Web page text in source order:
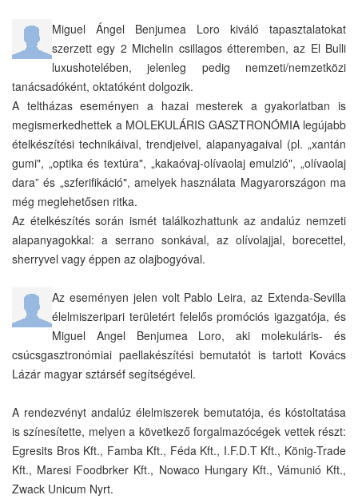
Miguel Ángel Benjumea Loro kiváló tapasztalatokat
szerzett egy 2 Michelin csillagos étteremben, az El Bulli
luxushotelében, jelenleg pedig nemzeti/nemzetközi
tanácsadóként, oktatóként dolgozik.
A teltházas eseményen a hazai mesterek a gyakorlatban is
megismerkedhettek a MOLEKULÁRIS GASZTRONÓMIA legújabb
ételkészítési technikáival, trendjeivel, alapanyagaival (pl. „xantán
gumi", „optika és textúra", „kakaóvaj-olívaolaj emulzió", „olívaolaj
dara” és „szferifikáció", amelyek használata Magyarországon ma
még meglehetősen ritka.
Az ételkészítés során ismét találkozhattunk az andalúz nemzeti
alapanyagokkal: a serrano sonkával, az olívolajjal, borecettel,
sherryvel vagy éppen az olajbogyóval.
Az eseményen jelen volt Pablo Leira, az Extenda-Sevilla
élelmiszeripari területért felelős promóciós igazgatója, és
Miguel Angel Benjumea Loro, aki molekuláris- és
csúcsgasztronómiai paellakészítési bemutatót is tartott Kovács
Lázár magyar sztárséf segítségével.
A rendezvényt andalúz élelmiszerek bemutatója, és kóstoltatása
is színesítette, melyen a következő forgalmazócégek vettek részt:
Egresits Bros Kft., Famba Kft., Féda Kft., I.F.D.T Kft., König-Trade
Kft., Maresi Foodbrker Kft., Nowaco Hungary Kft., Vámunió Kft.,
Zwack Unicum Nyrt.